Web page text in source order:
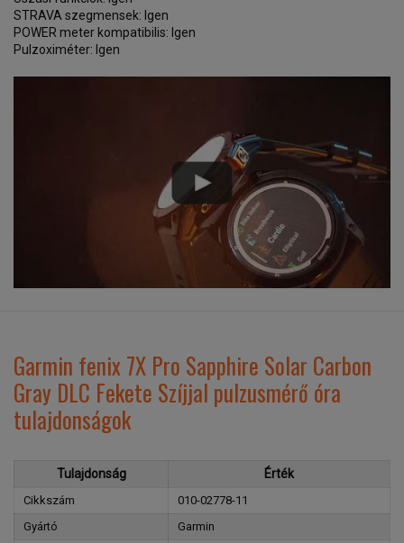
STRAVA szegmensek: Igen
POWER meter kompatibilis: Igen
Pulzoximéter: Igen
Garmin fenix 7X Pro Sapphire Solar Carbon
Gray DLC Fekete Szíjjal pulzusmérő óra
tulajdonságok
Tulajdonság Érték
Cikkszám
010-02778-11
Gyártó
Garmin